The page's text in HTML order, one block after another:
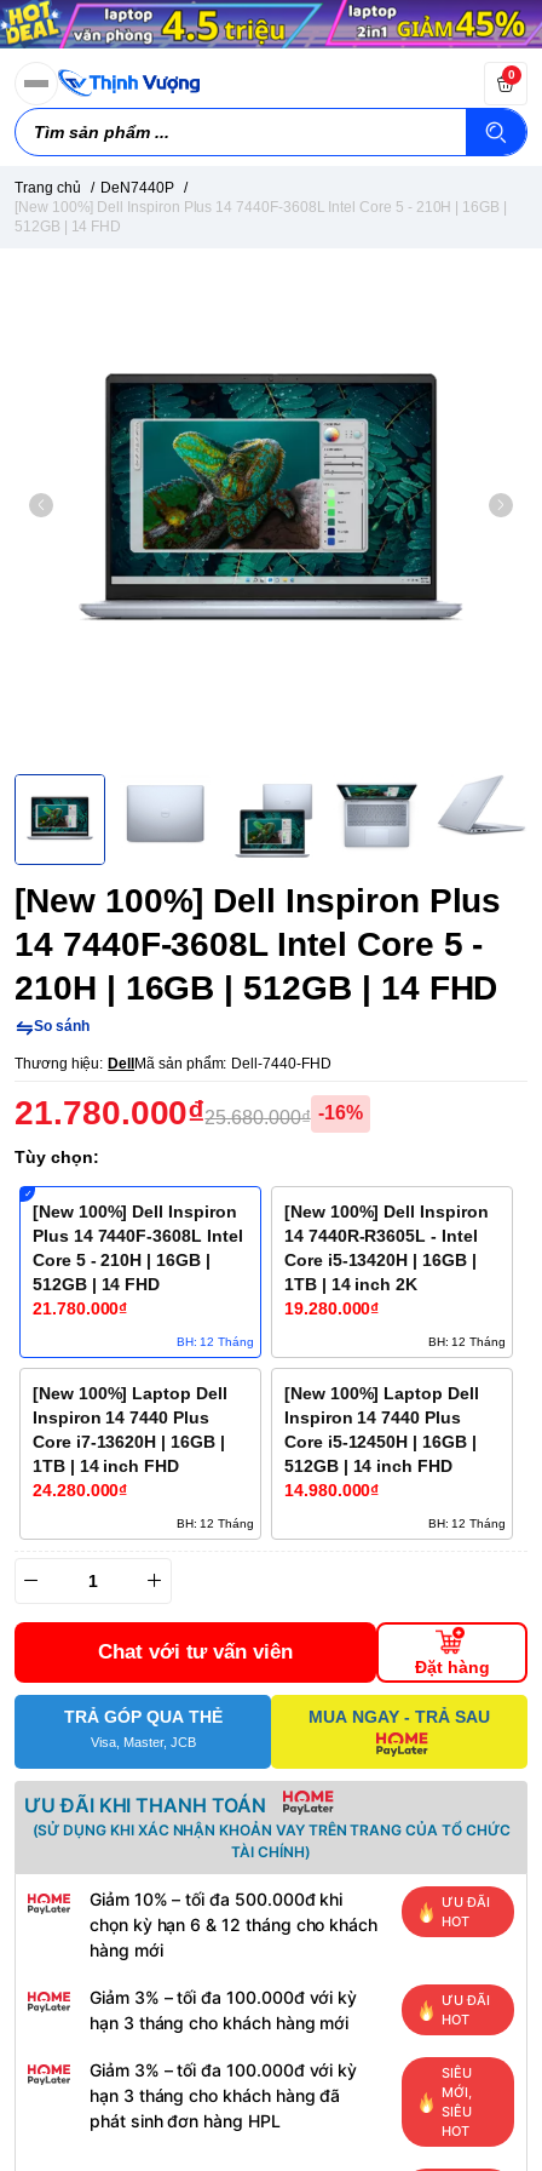
0
Trang chủ / DeN7440P /
[New 100%] Dell Inspiron Plus 14 7440F-3608L Intel Core 5 - 210H | 16GB |
512GB | 14 FHD
[New 100%] Dell Inspiron Plus
14 7440F-3608L Intel Core 5 -
210H | 16GB | 512GB | 14 FHD
So sánh
Thương hiệu: Dell Mã sản phẩm: Dell-7440-FHD
21.780.000₫25.680.000₫ -16%
Tùy chọn:
[New 100%] Dell Inspiron
Plus 14 7440F-3608L Intel
Core 5 - 210H | 16GB |
512GB | 14 FHD
21.780.000₫
BH: 12 Tháng
[New 100%] Dell Inspiron
14 7440R-R3605L - Intel
Core i5-13420H | 16GB |
1TB | 14 inch 2K
19.280.000₫
BH: 12 Tháng
[New 100%] Laptop Dell
Inspiron 14 7440 Plus
Core i7-13620H | 16GB |
1TB | 14 inch FHD
24.280.000₫
BH: 12 Tháng
[New 100%] Laptop Dell
Inspiron 14 7440 Plus
Core i5-12450H | 16GB |
512GB | 14 inch FHD
14.980.000₫
BH: 12 Tháng
Chat với tư vấn viên
Đặt hàng
TRẢ GÓP QUA THẺ
Visa, Master, JCB
MUA NGAY - TRẢ SAU
ƯU ĐÃI KHI THANH TOÁN
(SỬ DỤNG KHI XÁC NHẬN KHOẢN VAY TRÊN TRANG CỦA TỔ CHỨC
TÀI CHÍNH)
Giảm 10% – tối đa 500.000đ khi
chọn kỳ hạn 6 & 12 tháng cho khách
hàng mới
ƯU ĐÃI
HOT
Giảm 3% – tối đa 100.000đ với kỳ
hạn 3 tháng cho khách hàng mới
ƯU ĐÃI
HOT
Giảm 3% – tối đa 100.000đ với kỳ
hạn 3 tháng cho khách hàng đã
phát sinh đơn hàng HPL
SIÊU
MỚI,
SIÊU
HOT